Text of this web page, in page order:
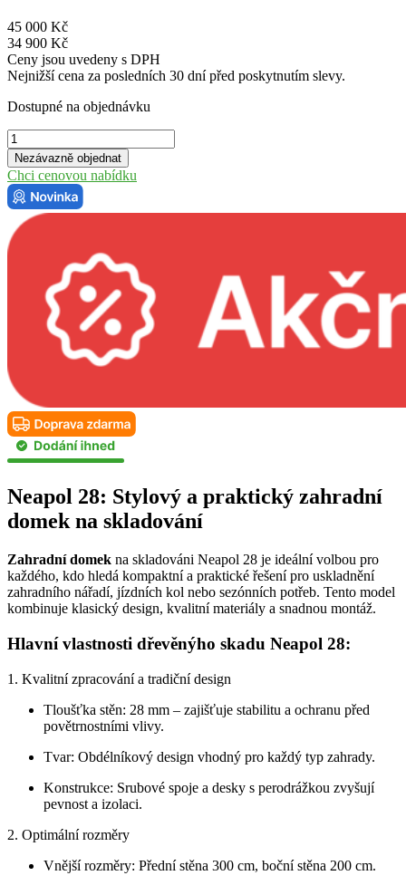
45 000 Kč
34 900 Kč
Ceny jsou uvedeny s DPH
Nejnižší cena za posledních 30 dní před poskytnutím slevy.
Dostupné na objednávku
Zahradní
sklad
Neapol
28
množství
Nezávazně objednat
Chci cenovou nabídku
Neapol 28: Stylový a praktický zahradní
domek na skladování
Zahradní domek na skladováni Neapol 28 je ideální volbou pro
každého, kdo hledá kompaktní a praktické řešení pro uskladnění
zahradního nářadí, jízdních kol nebo sezónních potřeb. Tento model
kombinuje klasický design, kvalitní materiály a snadnou montáž.
Hlavní vlastnosti dřevěnýho skadu Neapol 28:
1. Kvalitní zpracování a tradiční design
Tloušťka stěn: 28 mm – zajišťuje stabilitu a ochranu před
povětrnostními vlivy.
Tvar: Obdélníkový design vhodný pro každý typ zahrady.
Konstrukce: Srubové spoje a desky s perodrážkou zvyšují
pevnost a izolaci.
2. Optimální rozměry
Vnější rozměry: Přední stěna 300 cm, boční stěna 200 cm.